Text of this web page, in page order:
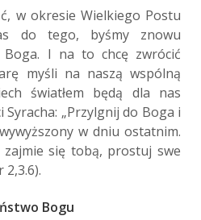
w okresie Wielkiego Postu
do tego, byśmy znowu
I na to chcę zwrócić
myśli na naszą wspólną
światłem będą dla nas
Syracha: „Przylgnij do Boga i
w dniu ostatnim.
się tobą, prostuj swe
2,3.6).
Bogu